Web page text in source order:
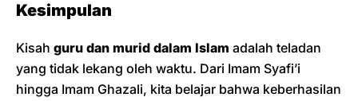
Kesimpulan
Kisah guru dan murid dalam Islam adalah teladan
yang tidak lekang oleh waktu. Dari Imam Syafi’i
hingga Imam Ghazali, kita belajar bahwa keberhasilan